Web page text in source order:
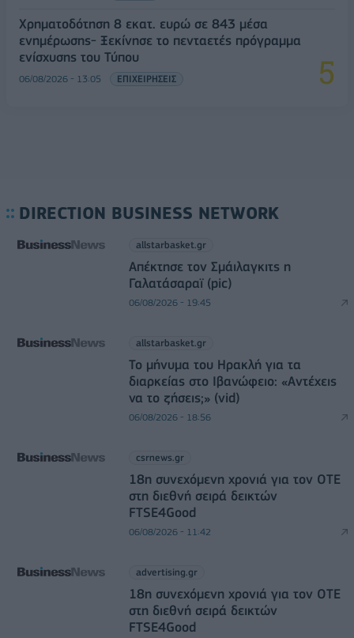
Χρηματοδότηση 8 εκατ. ευρώ σε 843 μέσα
ενημέρωσης- Ξεκίνησε το πενταετές πρόγραμμα
ενίσχυσης του Τύπου
06/08/2026 - 13:05 ΕΠΙΧΕΙΡΗΣΕΙΣ
DIRECTION BUSINESS NETWORK
allstarbasket.gr
Απέκτησε τον Σμάιλαγκιτς η
Γαλατάσαραϊ (pic)
06/08/2026 - 19:45
allstarbasket.gr
Το μήνυμα του Ηρακλή για τα
διαρκείας στο Ιβανώφειο: «Αντέχεις
να το ζήσεις;» (vid)
06/08/2026 - 18:56
csrnews.gr
18η συνεχόμενη χρονιά για τον ΟΤΕ
στη διεθνή σειρά δεικτών
FTSE4Good
06/08/2026 - 11:42
advertising.gr
18η συνεχόμενη χρονιά για τον ΟΤΕ
στη διεθνή σειρά δεικτών
FTSE4Good